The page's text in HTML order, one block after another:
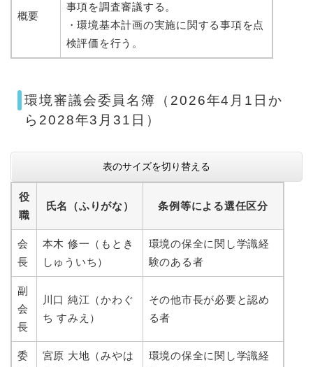
概要
事項を調査審議する。
・環境基本計画の実施に関する事項を点
検評価を行う。
環境審議会委員名簿（2026年4月1日か
ら2028年3月31日）
表のサイズを切り替える
役
職
氏名（ふりがな） 条例等による選任区分
会
長
本木 修一（もとき
しゅういち）
環境の保全に関し学識経
験のある者
副
会
長
川口 純江（かわぐ
ち すみえ）
その他市長が必要と認め
る者
委
宮原 大地（みやは
環境の保全に関し学識経